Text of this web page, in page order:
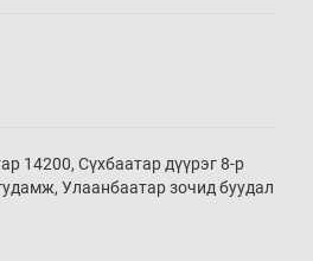
14200, Сүхбаатар дүүрэг 8-р
Улаанбаатар зочид буудал